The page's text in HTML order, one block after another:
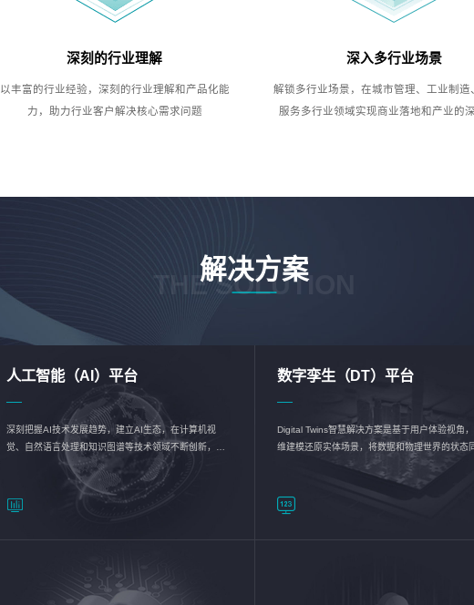
深刻的行业理解
以丰富的行业经验，深刻的行业理解和产品化能
力，助力行业客户解决核心需求问题
深入多行业场景
解锁多行业场景，在城市管理、工业制造
服务多行业领域实现商业落地和产业的
解决方案
THE SOLUTION
人工智能（AI）平台
深刻把握AI技术发展趋势，建立AI生态，在计算机视
觉、自然语言处理和知识图谱等技术领域不断创新，持
续优化企业数智化转型加速器—AlphaMind®AI能力开放
数字孪生（DT）平台
Digital Twins智慧解决方案是基于用户体验视角
维建模还原实体场景，将数据和物理世界的状态
现，使用户对关键数据有更直观的感受，推动各
成智能化转型，实现新旧动能的转换